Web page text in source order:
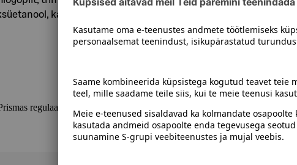
kaprüülglükool, titaanoksiid (CI 77891), raudoksiidid (CI
regulaarselt. Soovitame siiski toote koostisosi kontrollida ka pakendilt.